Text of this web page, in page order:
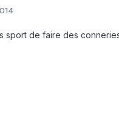
sport de faire des